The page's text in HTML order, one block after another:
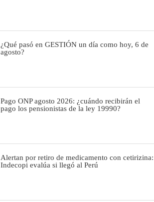
¿Qué pasó en GESTIÓN un día como hoy, 6 de
agosto?
Pago ONP agosto 2026: ¿cuándo recibirán el
pago los pensionistas de la ley 19990?
Alertan por retiro de medicamento con cetirizina:
Indecopi evalúa si llegó al Perú